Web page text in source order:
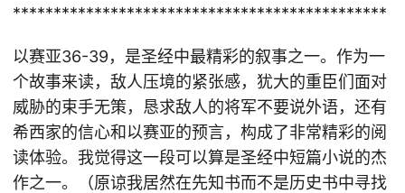
**********************************************
以赛亚36-39，是圣经中最精彩的叙事之一。作为一
个故事来读，敌人压境的紧张感，犹大的重臣们面对
威胁的束手无策，恳求敌人的将军不要说外语，还有
希西家的信心和以赛亚的预言，构成了非常精彩的阅
读体验。我觉得这一段可以算是圣经中短篇小说的杰
作之一。（原谅我居然在先知书而不是历史书中寻找